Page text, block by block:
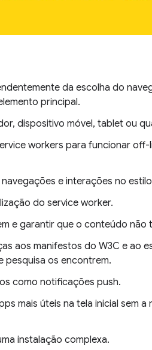
da escolha do
principal.
dispositivo móvel, tablet ou
workers para funcionar off-
e interações no
do service worker.
e garantir que o conteúdo não
aos manifestos do W3C e ao
pesquisa os encontrem.
como notificações push.
mais úteis na tela inicial sem a
instalação complexa.